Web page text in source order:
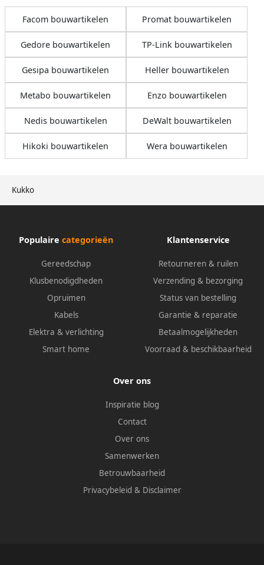
Kukko
Facom bouwartikelen Promat bouwartikelen
Gedore bouwartikelen TP-Link bouwartikelen
Gesipa bouwartikelen Heller bouwartikelen
Metabo bouwartikelen Enzo bouwartikelen
Nedis bouwartikelen DeWalt bouwartikelen
Hikoki bouwartikelen Wera bouwartikelen
Populaire categorieën
Gereedschap
Klusbenodigdheden
Opruimen
Kabels
Elektra & verlichting
Smart home
Klantenservice
Retourneren & ruilen
Verzending & bezorging
Status van bestelling
Garantie & reparatie
Betaalmogelijkheden
Voorraad & beschikbaarheid
Over ons
Inspiratie blog
Contact
Over ons
Samenwerken
Betrouwbaarheid
Privacybeleid & Disclaimer